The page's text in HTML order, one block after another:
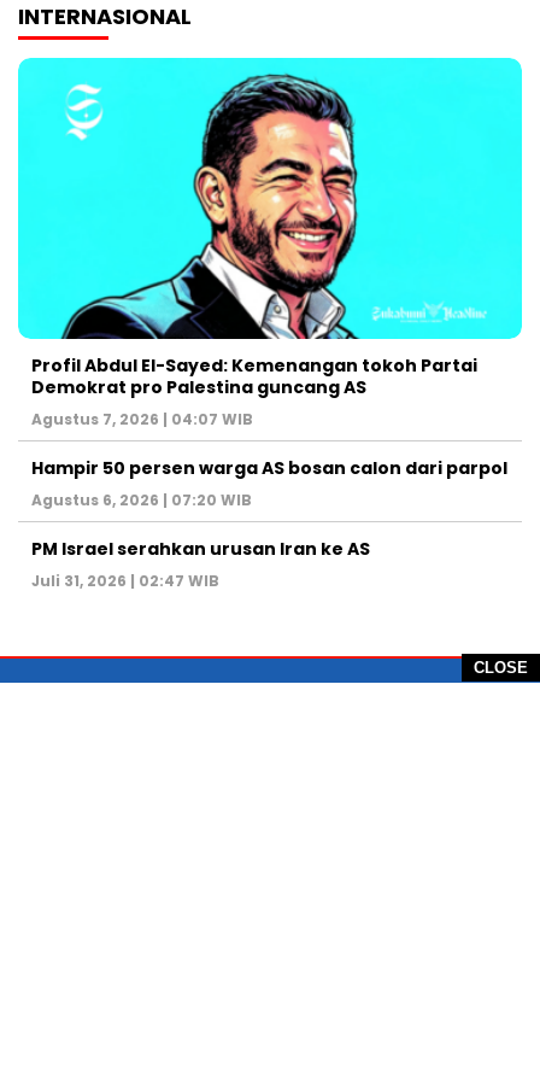
CLOSE
INTERNASIONAL
Profil Abdul El-Sayed: Kemenangan tokoh Partai
Demokrat pro Palestina guncang AS
Agustus 7, 2026 | 04:07 WIB
Hampir 50 persen warga AS bosan calon dari parpol
Agustus 6, 2026 | 07:20 WIB
PM Israel serahkan urusan Iran ke AS
Juli 31, 2026 | 02:47 WIB